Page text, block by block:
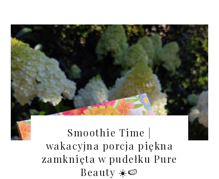
Smoothie Time |
wakacyjna porcja piękna
zamknięta w pudełku Pure
Beauty ☀️🍉